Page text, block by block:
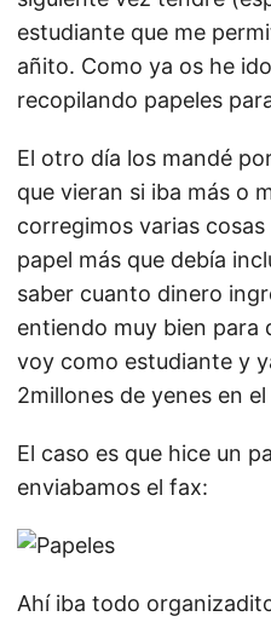
estudiante que me
añito. Como ya os he
recopilando papeles
El otro día los mandé
que vieran si iba más o
corregimos varias
papel más que debía
saber cuanto dinero
entiendo muy bien para
voy como estudiante y
2millones de yenes en
El caso es que hice un
enviabamos el fax:
Ahí iba todo